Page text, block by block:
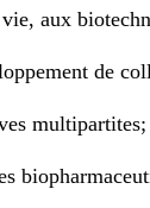
aux
de
multipartites;